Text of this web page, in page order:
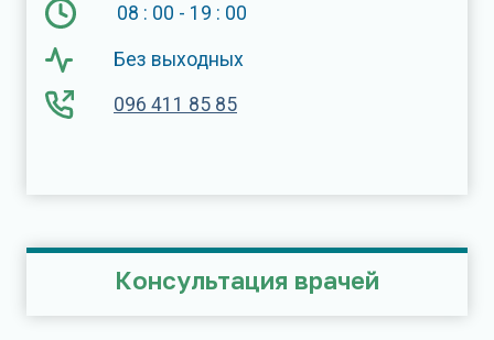
08 : 00 - 19 : 00
Без выходных
096 411 85 85
Консультация врачей